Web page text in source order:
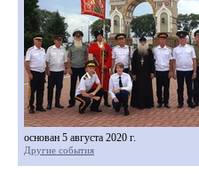
основан 5 августа 2020 г.
Другие события